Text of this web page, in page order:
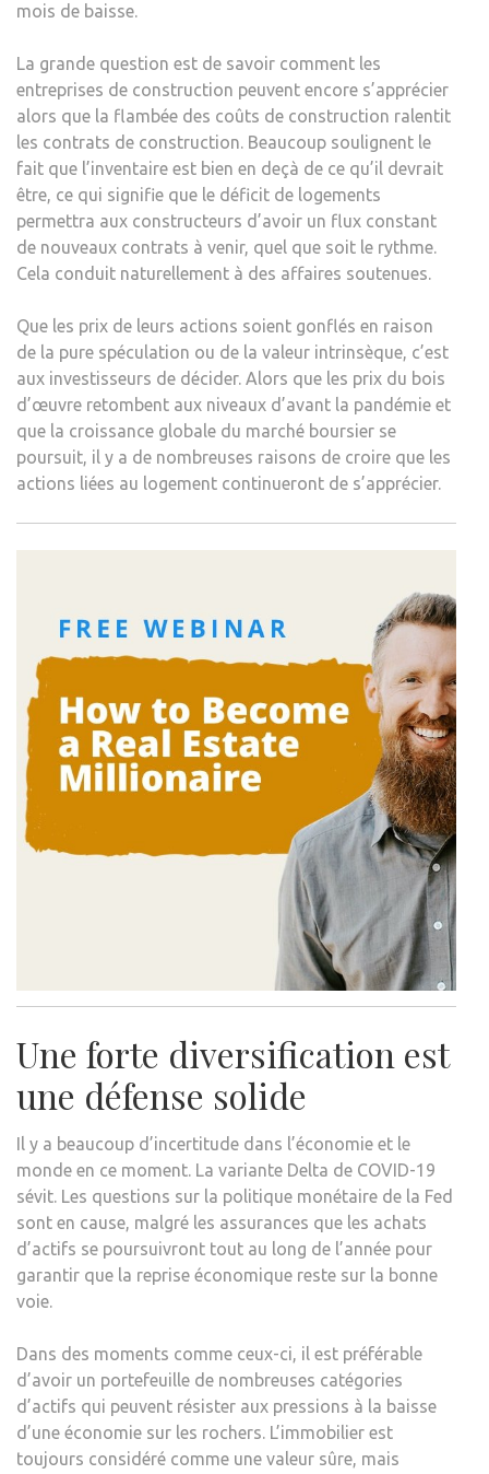
mois de baisse.
La grande question est de savoir comment les
entreprises de construction peuvent encore s’apprécier
alors que la flambée des coûts de construction ralentit
les contrats de construction. Beaucoup soulignent le
fait que l’inventaire est bien en deçà de ce qu’il devrait
être, ce qui signifie que le déficit de logements
permettra aux constructeurs d’avoir un flux constant
de nouveaux contrats à venir, quel que soit le rythme.
Cela conduit naturellement à des affaires soutenues.
Que les prix de leurs actions soient gonflés en raison
de la pure spéculation ou de la valeur intrinsèque, c’est
aux investisseurs de décider. Alors que les prix du bois
d’œuvre retombent aux niveaux d’avant la pandémie et
que la croissance globale du marché boursier se
poursuit, il y a de nombreuses raisons de croire que les
actions liées au logement continueront de s’apprécier.
Une forte diversification est
une défense solide
Il y a beaucoup d’incertitude dans l’économie et le
monde en ce moment. La variante Delta de COVID-19
sévit. Les questions sur la politique monétaire de la Fed
sont en cause, malgré les assurances que les achats
d’actifs se poursuivront tout au long de l’année pour
garantir que la reprise économique reste sur la bonne
voie.
Dans des moments comme ceux-ci, il est préférable
d’avoir un portefeuille de nombreuses catégories
d’actifs qui peuvent résister aux pressions à la baisse
d’une économie sur les rochers. L’immobilier est
toujours considéré comme une valeur sûre, mais